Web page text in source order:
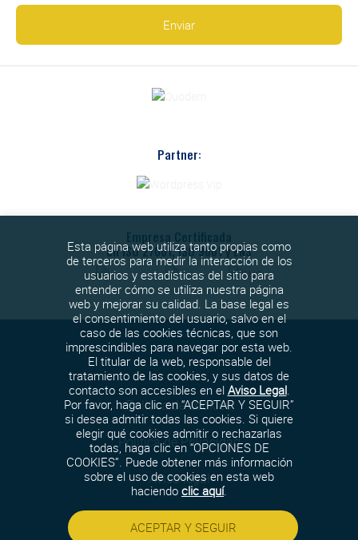
Partner:
Empresa Certificada
en ISO 27001, ISO 9001 y ENS
Política de cookies
Política de Privacidad
Aviso legal
Política de seguridad
Esta página web utiliza tanto propias como
de terceros para medir la interacción de los
usuarios y estadísticas del sitio para
entender cómo se utiliza nuestra página
web y mejorar su calidad. La base legal es
el consentimiento del usuario, salvo en el
caso de las cookies técnicas, que son
imprescindibles para navegar por esta web.
El titular de la web, responsable del
tratamiento de las cookies, y sus datos de
contacto son accesibles en el Aviso Legal.
Por favor, haga clic en “ACEPTAR Y SEGUIR”
si desea admitir todas las cookies. Si quiere
elegir qué cookies admitir o rechazarlas
todas, haga clic en “OPCIONES DE
COOKIES”. Puede obtener más información
sobre el uso de cookies en esta web
haciendo clic aquí.
ACEPTAR Y SEGUIR